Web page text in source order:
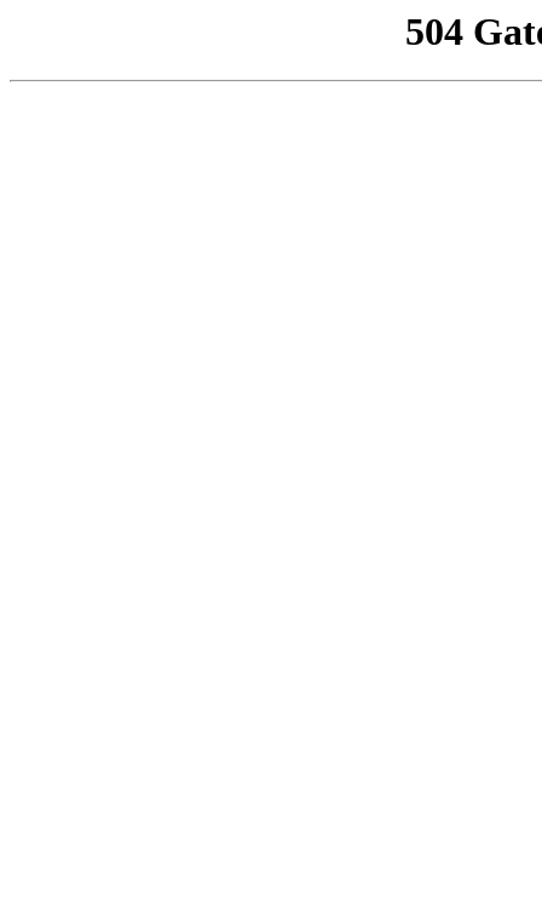
504